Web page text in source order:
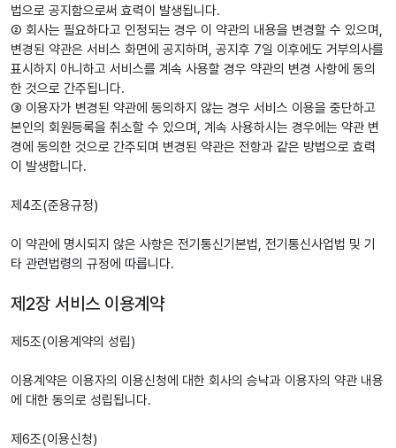
법으로 공지함으로써 효력이 발생됩니다.
② 회사는 필요하다고 인정되는 경우 이 약관의 내용을 변경할 수 있으며,
변경된 약관은 서비스 화면에 공지하며, 공지후 7일 이후에도 거부의사를
표시하지 아니하고 서비스를 계속 사용할 경우 약관의 변경 사항에 동의
한 것으로 간주됩니다.
③ 이용자가 변경된 약관에 동의하지 않는 경우 서비스 이용을 중단하고
본인의 회원등록을 취소할 수 있으며, 계속 사용하시는 경우에는 약관 변
경에 동의한 것으로 간주되며 변경된 약관은 전항과 같은 방법으로 효력
이 발생합니다.
제4조(준용규정)
이 약관에 명시되지 않은 사항은 전기통신기본법, 전기통신사업법 및 기
타 관련법령의 규정에 따릅니다.
제2장 서비스 이용계약
제5조(이용계약의 성립)
이용계약은 이용자의 이용신청에 대한 회사의 승낙과 이용자의 약관 내용
에 대한 동의로 성립됩니다.
제6조(이용신청)